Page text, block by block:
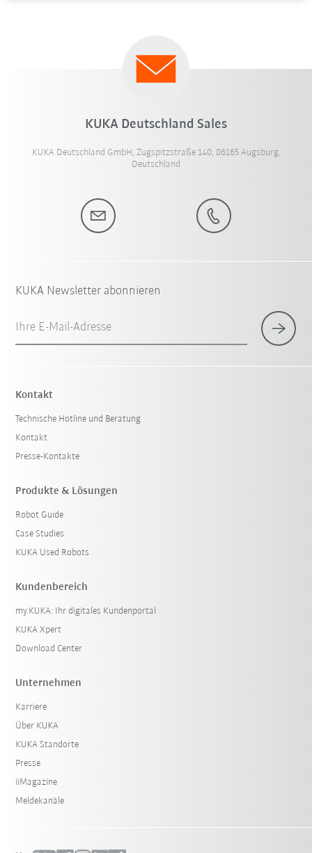
KUKA Deutschland Sales
KUKA Deutschland GmbH, Zugspitzstraße 140, 86165 Augsburg,
Deutschland
KUKA Newsletter abonnieren
Ihre E-Mail-Adresse
Kontakt
Technische Hotline und Beratung
Kontakt
Presse-Kontakte
Produkte & Lösungen
Robot Guide
Case Studies
KUKA Used Robots
Kundenbereich
my.KUKA: Ihr digitales Kundenportal
KUKA Xpert
Download Center
Unternehmen
Karriere
Über KUKA
KUKA Standorte
Presse
iiMagazine
Meldekanäle